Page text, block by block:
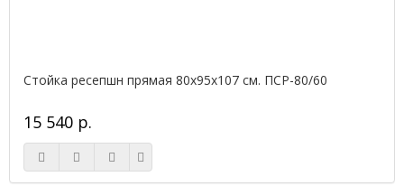
Стойка ресепшн прямая 80х95х107 см. ПСР-80/60
15 540 р.